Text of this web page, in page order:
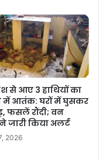
से आए 3 हाथियों का
में आतंक: घरों में घुसकर
फसलें रौंदी; वन
जारी किया अलर्ट
2026